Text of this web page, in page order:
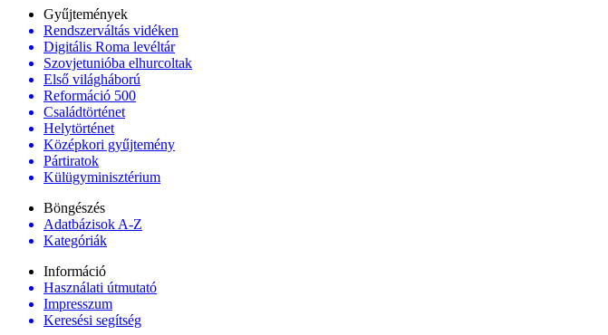
Gyűjtemények
Rendszerváltás vidéken
Digitális Roma levéltár
Szovjetunióba elhurcoltak
Első világháború
Reformáció 500
Családtörténet
Helytörténet
Középkori gyűjtemény
Pártiratok
Külügyminisztérium
Böngészés
Adatbázisok A-Z
Kategóriák
Információ
Használati útmutató
Impresszum
Keresési segítség